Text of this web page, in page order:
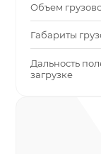
Объем
Габариты
Дальность
загрузке